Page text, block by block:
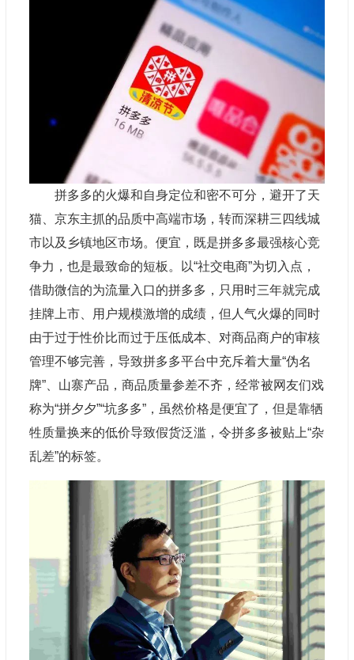
拼多多的火爆和自身定位和密不可分，避开了天
猫、京东主抓的品质中高端市场，转而深耕三四线城
市以及乡镇地区市场。便宜，既是拼多多最强核心竞
争力，也是最致命的短板。以“社交电商”为切入点，
借助微信的为流量入口的拼多多，只用时三年就完成
挂牌上市、用户规模激增的成绩，但人气火爆的同时
由于过于性价比而过于压低成本、对商品商户的审核
管理不够完善，导致拼多多平台中充斥着大量“伪名
牌”、山寨产品，商品质量参差不齐，经常被网友们戏
称为“拼夕夕”“坑多多”，虽然价格是便宜了，但是靠牺
牲质量换来的低价导致假货泛滥，令拼多多被贴上“杂
乱差”的标签。